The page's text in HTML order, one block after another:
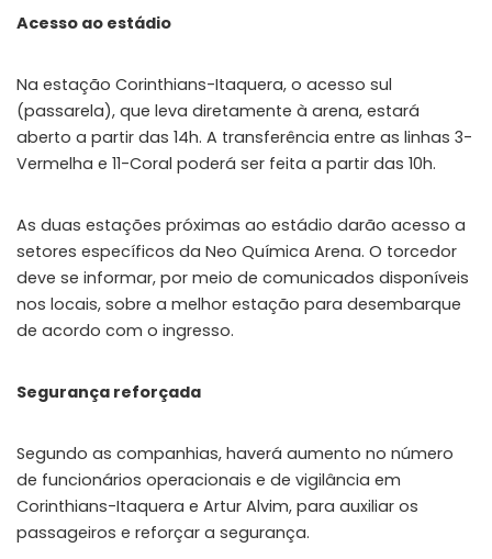
Acesso ao estádio
Na estação Corinthians-Itaquera, o acesso sul
(passarela), que leva diretamente à arena, estará
aberto a partir das 14h. A transferência entre as linhas 3-
Vermelha e 11-Coral poderá ser feita a partir das 10h.
As duas estações próximas ao estádio darão acesso a
setores específicos da Neo Química Arena. O torcedor
deve se informar, por meio de comunicados disponíveis
nos locais, sobre a melhor estação para desembarque
de acordo com o ingresso.
Segurança reforçada
Segundo as companhias, haverá aumento no número
de funcionários operacionais e de vigilância em
Corinthians-Itaquera e Artur Alvim, para auxiliar os
passageiros e reforçar a segurança.